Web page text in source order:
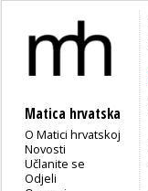
Matica hrvatska
O Matici hrvatskoj
Novosti
Učlanite se
Odjeli